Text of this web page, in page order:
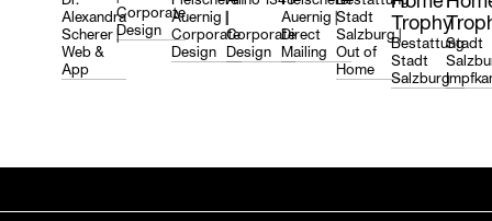
Alexandra
Scherer |
Web &
App
Corporate
Design
Auernig |
Corporate
Design
Corporate
Design
Auernig |
Direct
Mailing
Stadt
Salzburg |
Out of
Home
Trophy
Bestattung
Stadt
Salzburg
Stadt